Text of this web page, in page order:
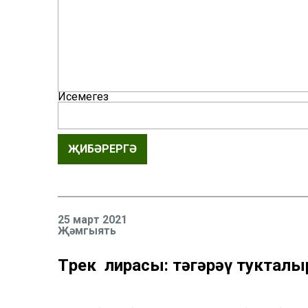
Исемегез
ҖИБӘРЕРГӘ
25 март 2021
Җәмгыять
Төрек лирасы: тәгәрәү